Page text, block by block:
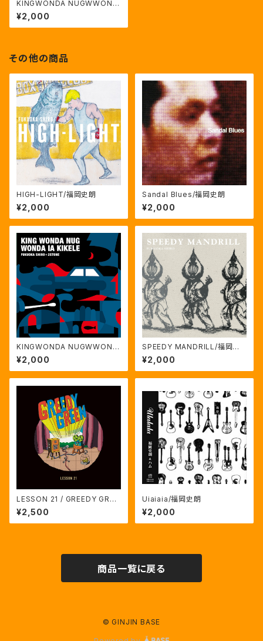
KINGWONDA NUGWWOND
A IA KIKELE/福岡史朗+2STO
NE
¥2,000
その他の商品
HIGH-LIGHT/福岡史朗
¥2,000
Sandal Blues/福岡史朗
¥2,000
KINGWONDA NUGWWOND
A IA KIKELE/福岡史朗+2STO
NE
¥2,000
SPEEDY MANDRILL/福岡史
朗
¥2,000
LESSON 21 / GREEDY GREE
N
¥2,500
Uiaiaia/福岡史朗
¥2,000
商品一覧に戻る
© GINJIN BASE